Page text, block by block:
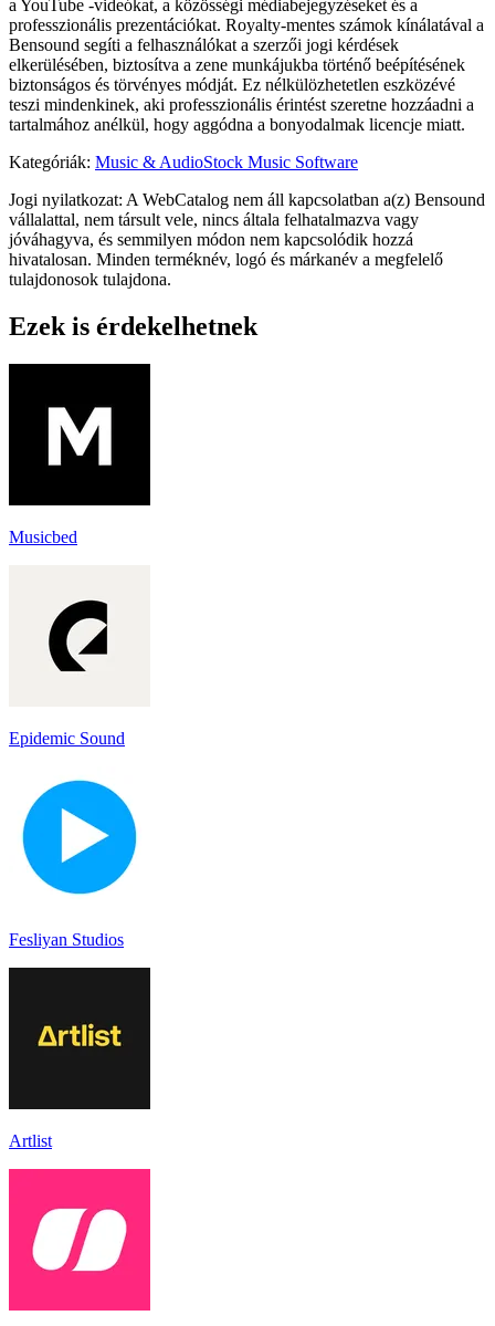
a YouTube -videókat, a közösségi médiabejegyzéseket és a
professzionális prezentációkat. Royalty-mentes számok kínálatával a
Bensound segíti a felhasználókat a szerzői jogi kérdések
elkerülésében, biztosítva a zene munkájukba történő beépítésének
biztonságos és törvényes módját. Ez nélkülözhetetlen eszközévé
teszi mindenkinek, aki professzionális érintést szeretne hozzáadni a
tartalmához anélkül, hogy aggódna a bonyodalmak licencje miatt.
Kategóriák: Music & AudioStock Music Software
Jogi nyilatkozat: A WebCatalog nem áll kapcsolatban a(z) Bensound
vállalattal, nem társult vele, nincs általa felhatalmazva vagy
jóváhagyva, és semmilyen módon nem kapcsolódik hozzá
hivatalosan. Minden terméknév, logó és márkanév a megfelelő
tulajdonosok tulajdona.
Ezek is érdekelhetnek
Musicbed
Epidemic Sound
Fesliyan Studios
Artlist